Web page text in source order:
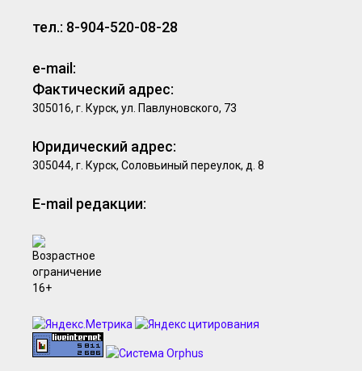
тел.: 8-904-520-08-28
e-mail:
Фактический адрес:
305016, г. Курск, ул. Павлуновского, 73
Юридический адрес:
305044, г. Курск, Соловьиный переулок, д. 8
E-mail редакции: